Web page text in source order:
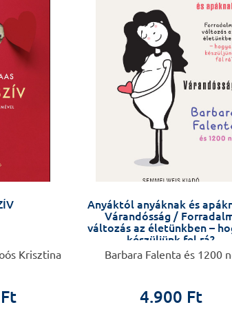
Krisztina
Anyáktól anyáknak és
Várandósság /
változás az életünkben –
készüljünk fel rá?
Barbara Falenta és 1200
4.900 Ft